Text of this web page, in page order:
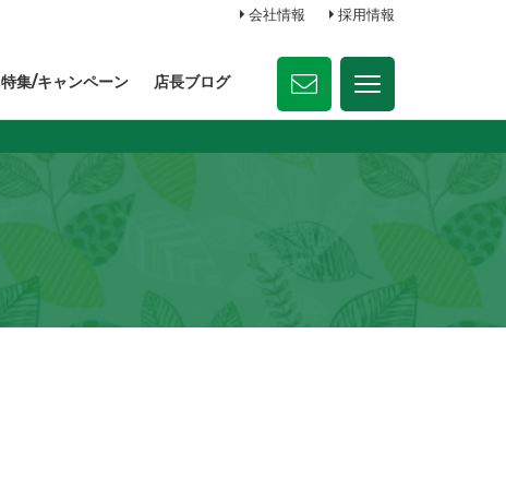
会社情報 採用情報
特集/キャンペーン 店長ブログ